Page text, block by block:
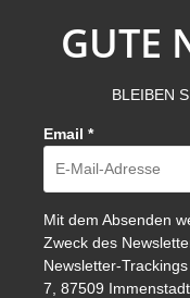
GUTE
BLEIBEN
Email *
Mit dem Absenden
Zweck des
Newsletter-
7, 87509